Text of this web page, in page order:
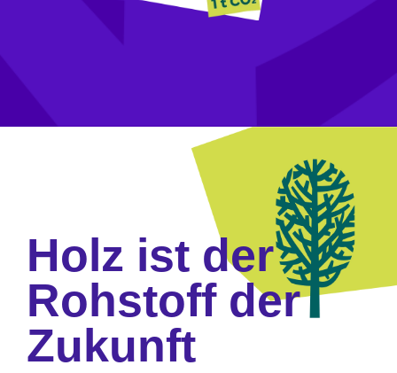
Holz ist der
Rohstoff der
Zukunft